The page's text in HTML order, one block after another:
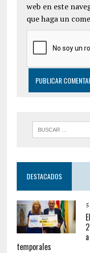
web en este
que haga un
DESTACADOS
temporales